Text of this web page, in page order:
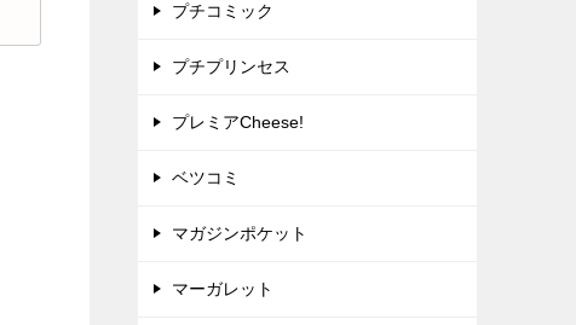
プチコミック
プチプリンセス
プレミアCheese!
ベツコミ
マガジンポケット
マーガレット